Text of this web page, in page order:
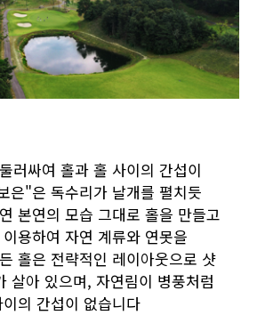
러싸여 홀과 홀 사이의 간섭이
은"은 독수리가 날개를 펼치듯
본연의 모습 그대로 홀을 만들고
용하여 자연 계류와 연못을
홀은 전략적인 레이아웃으로 샷
아 있으며, 자연림이 병풍처럼
의 간섭이 없습니다